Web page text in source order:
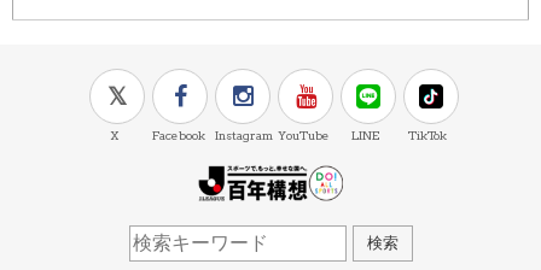
X Facebook Instagram YouTube LINE TikTok
検索